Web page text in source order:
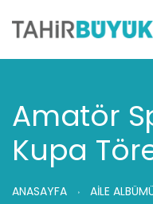
Amatör
Kupa
ANASAYFA AİLE